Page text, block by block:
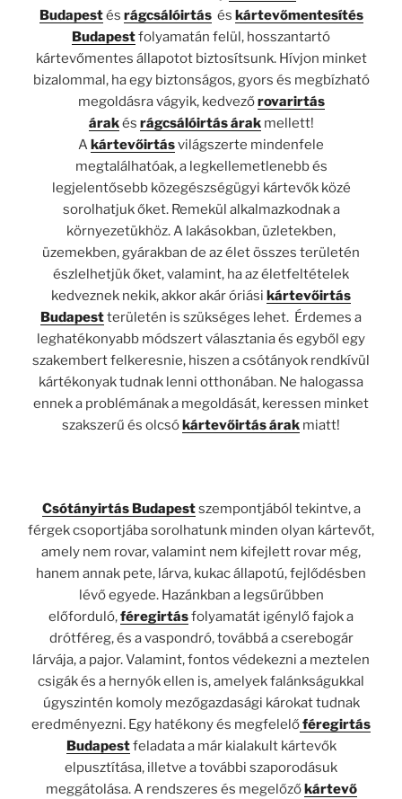
Budapestés rágcsálóirtásés kártevőmentesítés
Budapestfolyamatán felül, hosszantartó
kártevőmentes állapotot biztosítsunk. Hívjon minket
bizalommal, ha egy biztonságos, gyors és megbízható
megoldásra vágyik, kedvezőrovarirtás
árakés rágcsálóirtás árakmellett!
A kártevőirtásvilágszerte mindenfele
megtalálhatóak, a legkellemetlenebb és
legjelentősebb közegészségügyi kártevők közé
sorolhatjuk őket. Remekül alkalmazkodnak a
környezetükhöz. A lakásokban, üzletekben,
üzemekben, gyárakban de az élet összes területén
észlelhetjük őket, valamint, ha az életfeltételek
kedveznek nekik, akkor akár óriási kártevőirtás
Budapestterületén is szükséges lehet. Érdemes a
leghatékonyabb módszert választania és egyből egy
szakembert felkeresnie, hiszen a csótányok rendkívül
kártékonyak tudnak lenni otthonában. Ne halogassa
ennek a problémának a megoldását, keressen minket
szakszerű és olcsó kártevőirtás árak miatt!
Csótányirtás Budapestszempontjából tekintve, a
férgek csoportjába sorolhatunk minden olyan kártevőt,
amely nem rovar, valamint nem kifejlett rovar még,
hanem annak pete, lárva, kukac állapotú, fejlődésben
lévő egyede. Hazánkban a legsűrűbben
előforduló,féregirtásfolyamatát igénylő fajok a
drótféreg, és a vaspondró, továbbá a cserebogár
lárvája, a pajor. Valamint, fontos védekezni a meztelen
csigák és a hernyók ellen is, amelyek falánkságukkal
úgyszintén komoly mezőgazdasági károkat tudnak
eredményezni. Egy hatékony és megfelelőféregirtás
Budapestfeladata a már kialakult kártevők
elpusztítása, illetve a további szaporodásuk
meggátolása. A rendszeres és megelőző kártevő